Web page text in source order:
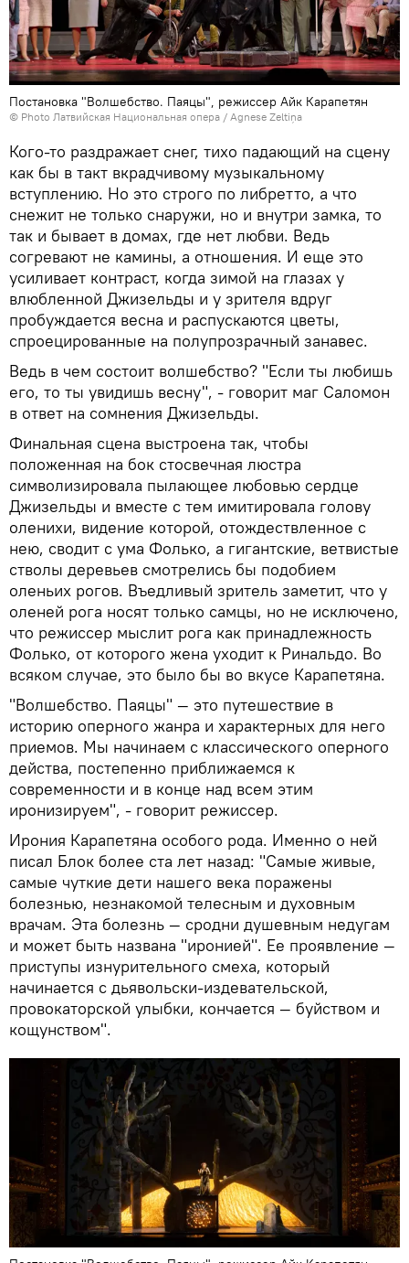
Постановка "Волшебство. Паяцы", режиссер Айк Карапетян
© Photo Латвийская Национальная опера / Agnese Zeltiņa
Кого-то раздражает снег, тихо падающий на сцену
как бы в такт вкрадчивому музыкальному
вступлению. Но это строго по либретто, а что
снежит не только снаружи, но и внутри замка, то
так и бывает в домах, где нет любви. Ведь
согревают не камины, а отношения. И еще это
усиливает контраст, когда зимой на глазах у
влюбленной Джизельды и у зрителя вдруг
пробуждается весна и распускаются цветы,
спроецированные на полупрозрачный занавес.
Ведь в чем состоит волшебство? "Если ты любишь
его, то ты увидишь весну", - говорит маг Саломон
в ответ на сомнения Джизельды.
Финальная сцена выстроена так, чтобы
положенная на бок стосвечная люстра
символизировала пылающее любовью сердце
Джизельды и вместе с тем имитировала голову
оленихи, видение которой, отождествленное с
нею, сводит с ума Фолько, а гигантские, ветвистые
стволы деревьев смотрелись бы подобием
оленьих рогов. Въедливый зритель заметит, что у
оленей рога носят только самцы, но не исключено,
что режиссер мыслит рога как принадлежность
Фолько, от которого жена уходит к Ринальдо. Во
всяком случае, это было бы во вкусе Карапетяна.
"Волшебство. Паяцы" — это путешествие в
историю оперного жанра и характерных для него
приемов. Мы начинаем с классического оперного
действа, постепенно приближаемся к
современности и в конце над всем этим
иронизируем", - говорит режиссер.
Ирония Карапетяна особого рода. Именно о ней
писал Блок более ста лет назад: "Самые живые,
самые чуткие дети нашего века поражены
болезнью, незнакомой телесным и духовным
врачам. Эта болезнь — сродни душевным недугам
и может быть названа "иронией". Ее проявление —
приступы изнурительного смеха, который
начинается с дьявольски-издевательской,
провокаторской улыбки, кончается — буйством и
кощунством".